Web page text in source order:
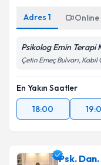
Adres 1
Psikolog Emin Terapi
Çetin Emeç Bulvarı,
En Yakın Saatler
18:00
Psk.